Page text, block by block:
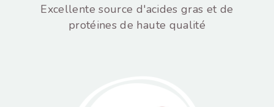
Excellente source d'acides gras et de
protéines de haute qualité